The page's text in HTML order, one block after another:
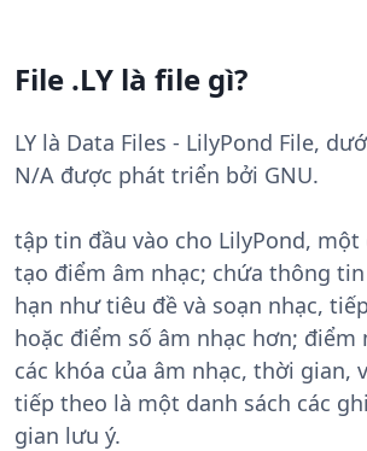
File .LY là file gì?
LY là Data Files - LilyPond File,
N/A được phát triển bởi GNU.
tập tin đầu vào cho LilyPond,
tạo điểm âm nhạc; chứa thông
hạn như tiêu đề và soạn nhạc,
hoặc điểm số âm nhạc hơn; điểm
các khóa của âm nhạc, thời gian,
tiếp theo là một danh sách các
gian lưu ý.